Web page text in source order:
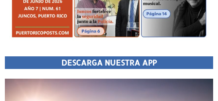
DESCARGA NUESTRA APP